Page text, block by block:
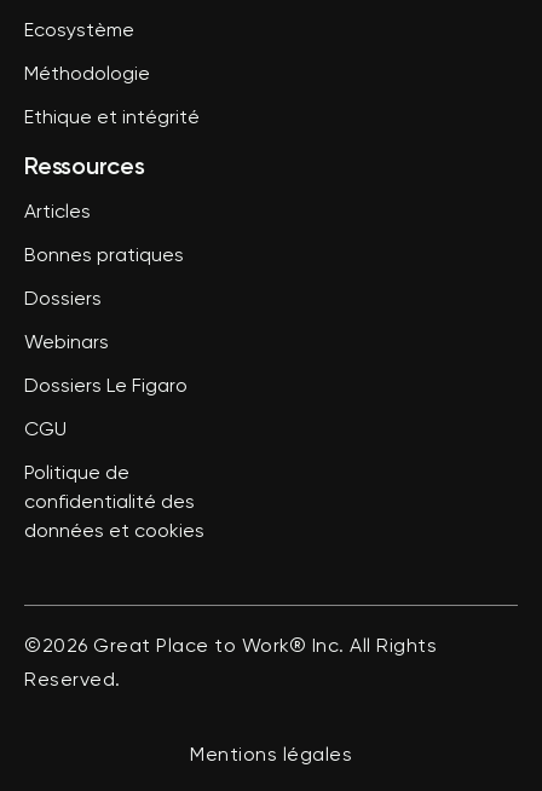
Ecosystème
Méthodologie
Ethique et intégrité
Ressources
Articles
Bonnes pratiques
Dossiers
Webinars
Dossiers Le Figaro
CGU
Politique de
confidentialité des
données et cookies
©2026 Great Place to Work® Inc. All Rights
Reserved.
Mentions légales